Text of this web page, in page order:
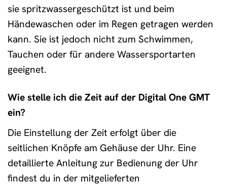
sie spritzwassergeschützt ist und beim
Händewaschen oder im Regen getragen werden
kann. Sie ist jedoch nicht zum Schwimmen,
Tauchen oder für andere Wassersportarten
geeignet.
Wie stelle ich die Zeit auf der Digital One GMT
ein?
Die Einstellung der Zeit erfolgt über die
seitlichen Knöpfe am Gehäuse der Uhr. Eine
detaillierte Anleitung zur Bedienung der Uhr
findest du in der mitgelieferten